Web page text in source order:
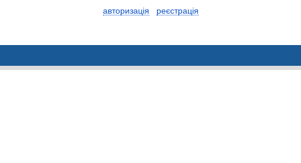
авторизація реєстрація